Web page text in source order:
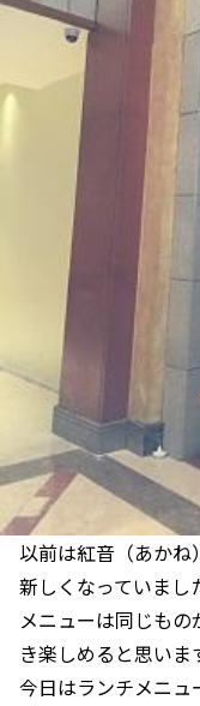
以前は紅音（あか
新しくなっていまし
メニューは同じも
き楽しめると思いま
今日はランチメニュ